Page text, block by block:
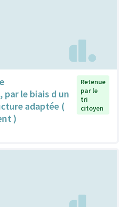
le biais d un
adaptée (
)
Retenue
par le
tri
citoyen